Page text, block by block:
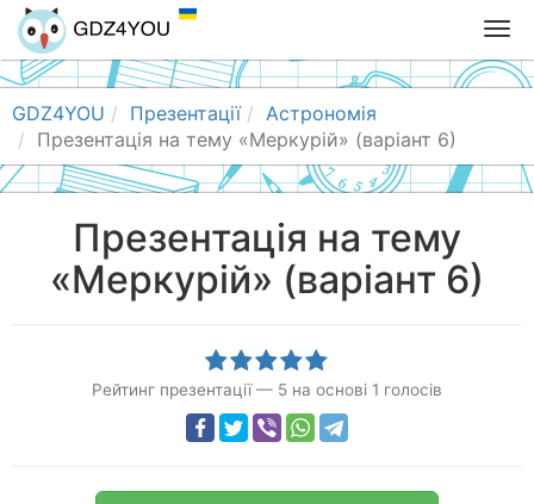
T
o
g
e
n
GDZ4YOU Презентації
Астрономія
Презентація на тему «Меркурій» (варіант 6)
Презентація на тему
«Меркурій» (варіант 6)
Рейтинг презентації — 5 на основі 1 голосів